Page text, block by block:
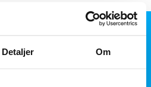
Detaljer Om